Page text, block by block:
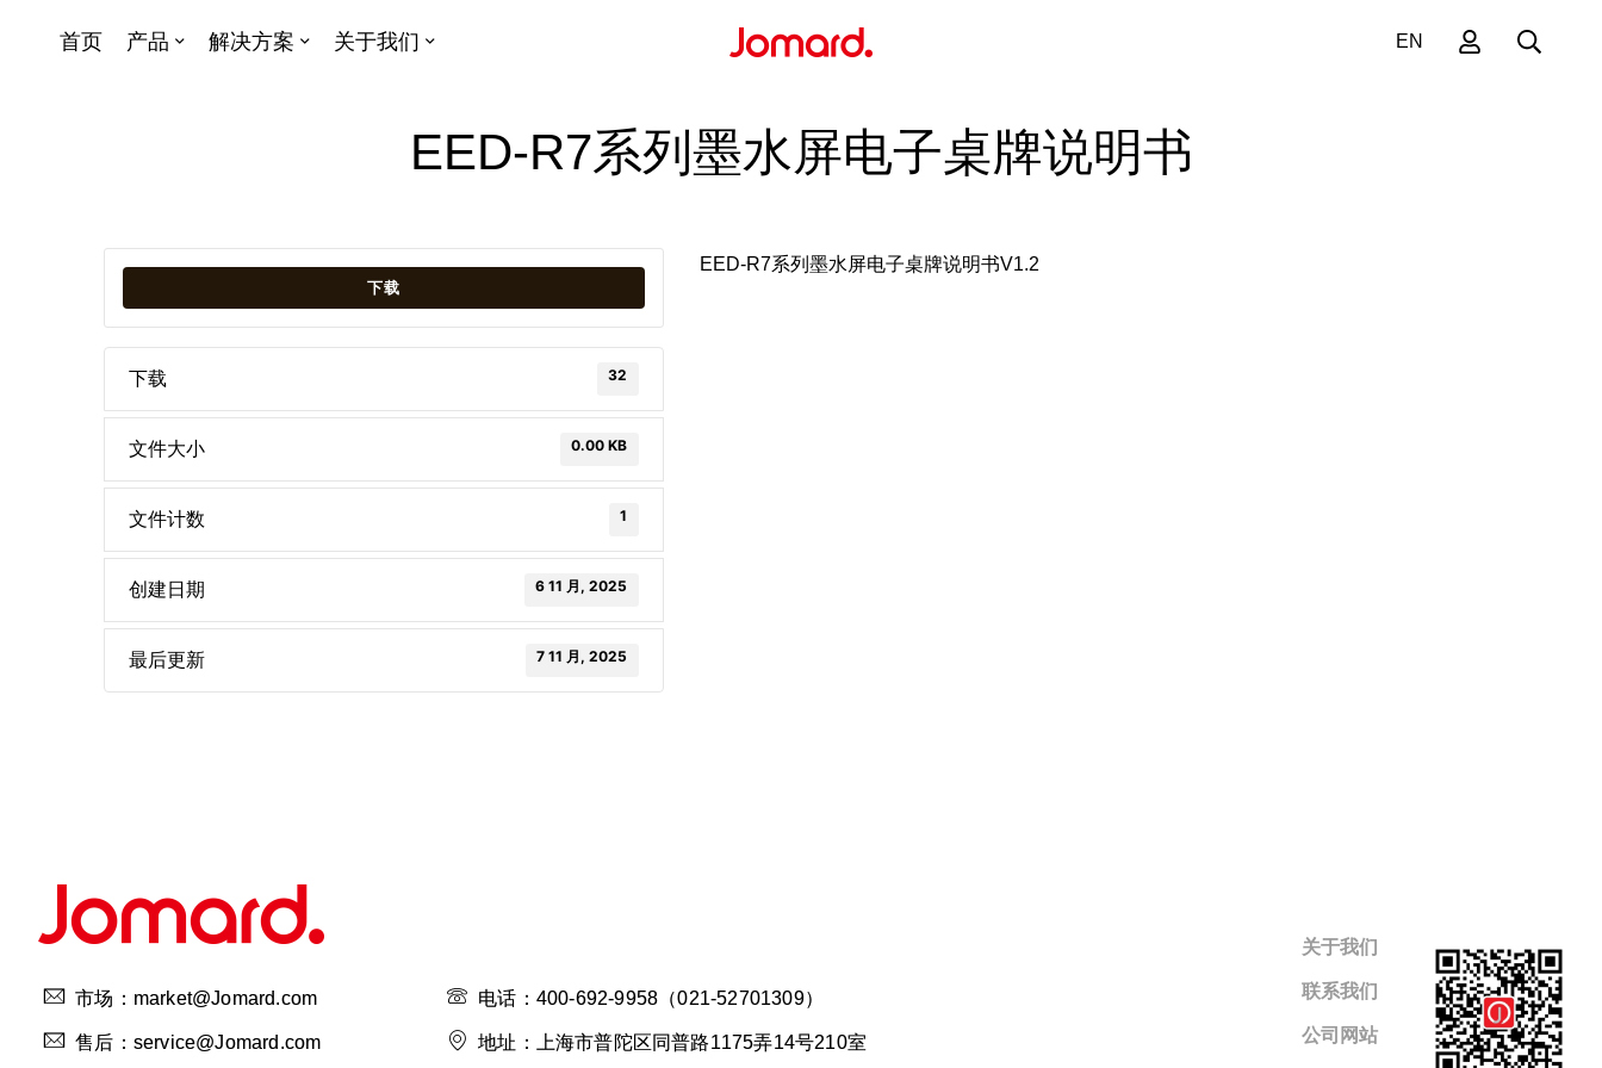
首页 产品 解决方案 关于我们 EN
EED-R7系列墨水屏电子桌牌说明书
下载
下载 32
文件大小 0.00 KB
文件计数 1
创建日期 6 11 月, 2025
最后更新 7 11 月, 2025
EED-R7系列墨水屏电子桌牌说明书V1.2
市场：market@Jomard.com
售后：service@Jomard.com
电话：400-692-9958（021-52701309）
地址：上海市普陀区同普路1175弄14号210室
关于我们
联系我们
公司网站